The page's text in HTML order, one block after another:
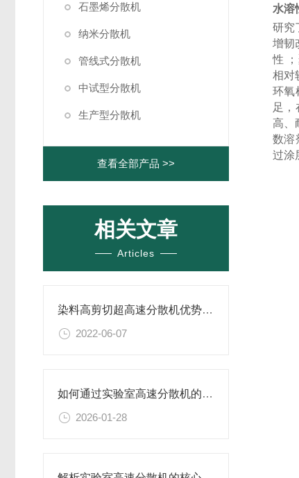
石墨烯分散机
纳米分散机
管线式分散机
中试型分散机
生产型分散机
查看全部产品 >>
相关文章
Articles
染料高剪切超高速分散机优势体现在哪些方面？
2022-06-07
如何通过实验室高速分散机的工艺参数优化提升产品分散细度与稳定性
2026-01-28
水溶
研究
增韧
性
相对
环氧
足，
高、
数溶
过涂